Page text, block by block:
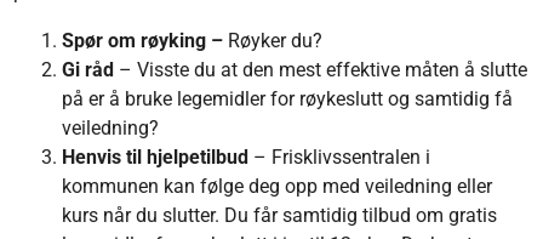
Spør om røyking – Røyker du?
Gi råd – Visste du at den mest effektive måten å slutte
på er å bruke legemidler for røykeslutt og samtidig få
veiledning?
Henvis til hjelpetilbud – Frisklivssentralen i
kommunen kan følge deg opp med veiledning eller
kurs når du slutter. Du får samtidig tilbud om gratis